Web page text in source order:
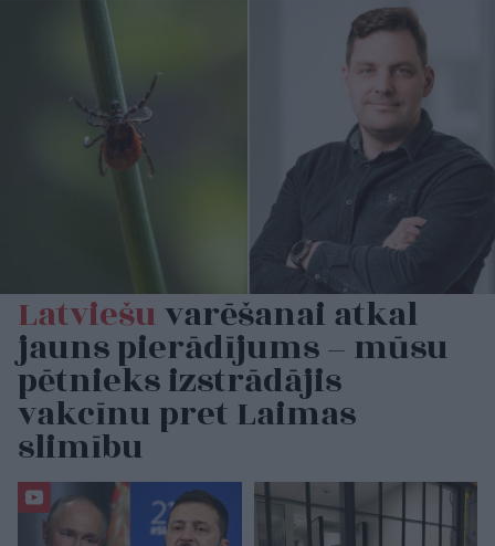
Latviešuvarēšanai atkal
jauns pierādījums – mūsu
pētnieks izstrādājis
vakcīnu pret Laimas
slimību